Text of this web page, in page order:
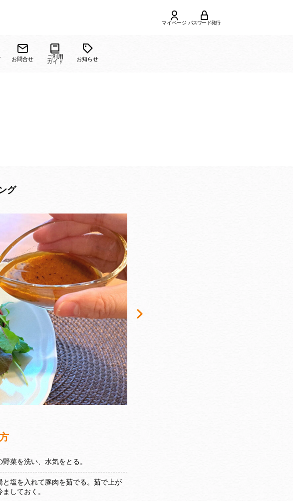
マイページ パスワード発行
よくある お問合せ ご利用
グ
野菜を洗い、水気をとる。
と塩を入れて豚肉を茹でる。茹で上が
ましておく。